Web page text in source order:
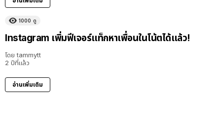
1000 ดู
Instagram เพิ่มฟีเจอร์แท็กหาเพื่อนในโน้ตได้แล้ว!
โดย tammytt
2 ปีที่แล้ว
อ่านเพิ่มเติม